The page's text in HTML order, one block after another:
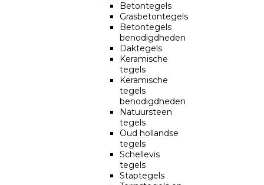
Betontegels
Grasbetontegels
Betontegels
benodigdheden
Daktegels
Keramische
tegels
Keramische
tegels
benodigdheden
Natuursteen
tegels
Oud hollandse
tegels
Schellevis
tegels
Staptegels